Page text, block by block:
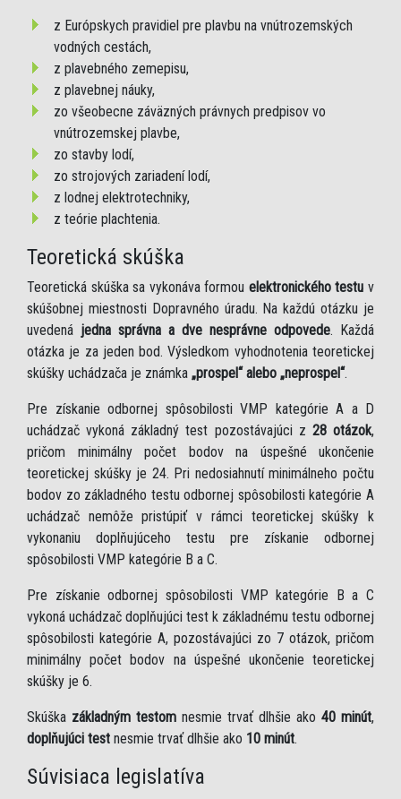
z Európskych pravidiel pre plavbu na vnútrozemských
vodných cestách,
z plavebného zemepisu,
z plavebnej náuky,
zo všeobecne záväzných právnych predpisov vo
vnútrozemskej plavbe,
zo stavby lodí,
zo strojových zariadení lodí,
z lodnej elektrotechniky,
z teórie plachtenia.
Teoretická skúška
Teoretická skúška sa vykonáva formou elektronického testu v
skúšobnej miestnosti Dopravného úradu. Na každú otázku je
uvedená jedna správna a dve nesprávne odpovede. Každá
otázka je za jeden bod. Výsledkom vyhodnotenia teoretickej
skúšky uchádzača je známka „prospel“ alebo „neprospel“.
Pre získanie odbornej spôsobilosti VMP kategórie A a D
uchádzač vykoná základný test pozostávajúci z 28 otázok,
pričom minimálny počet bodov na úspešné ukončenie
teoretickej skúšky je 24. Pri nedosiahnutí minimálneho počtu
bodov zo základného testu odbornej spôsobilosti kategórie A
uchádzač nemôže pristúpiť v rámci teoretickej skúšky k
vykonaniu doplňujúceho testu pre získanie odbornej
spôsobilosti VMP kategórie B a C.
Pre získanie odbornej spôsobilosti VMP kategórie B a C
vykoná uchádzač doplňujúci test k základnému testu odbornej
spôsobilosti kategórie A, pozostávajúci zo 7 otázok, pričom
minimálny počet bodov na úspešné ukončenie teoretickej
skúšky je 6.
Skúška základným testom nesmie trvať dlhšie ako 40 minút,
doplňujúci test nesmie trvať dlhšie ako 10 minút.
Súvisiaca legislatíva